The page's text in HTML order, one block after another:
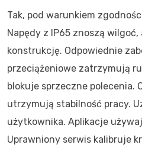
Tak, pod warunkiem zgodności
Napędy z IP65 znoszą
konstrukcję. Odpowiednie
przeciążeniowe zatrzymują
blokuje sprzeczne polecenia.
utrzymują stabilność pracy.
użytkownika. Aplikacje
Uprawniony serwis kalibruje